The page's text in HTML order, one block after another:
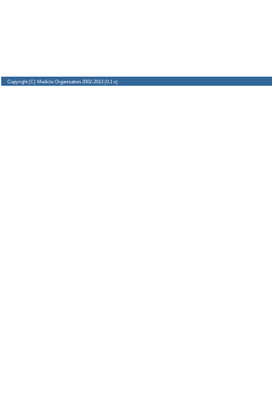
Copyright (C) Medicle Organisation 2002-2013 (0.1 s)